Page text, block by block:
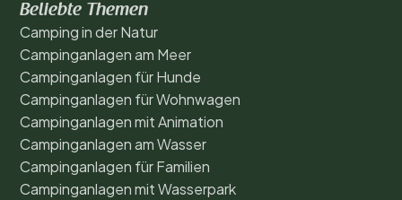
Beliebte Themen
Camping in der Natur
Campinganlagen am Meer
Campinganlagen für Hunde
Campinganlagen für Wohnwagen
Campinganlagen mit Animation
Campinganlagen am Wasser
Campinganlagen für Familien
Campinganlagen mit Wasserpark